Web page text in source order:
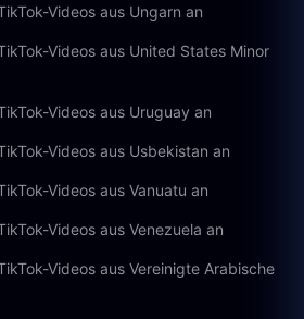
Videos aus Ungarn an
Videos aus United States Minor
Videos aus Uruguay an
Videos aus Usbekistan an
Videos aus Vanuatu an
Videos aus Venezuela an
Videos aus Vereinigte Arabische